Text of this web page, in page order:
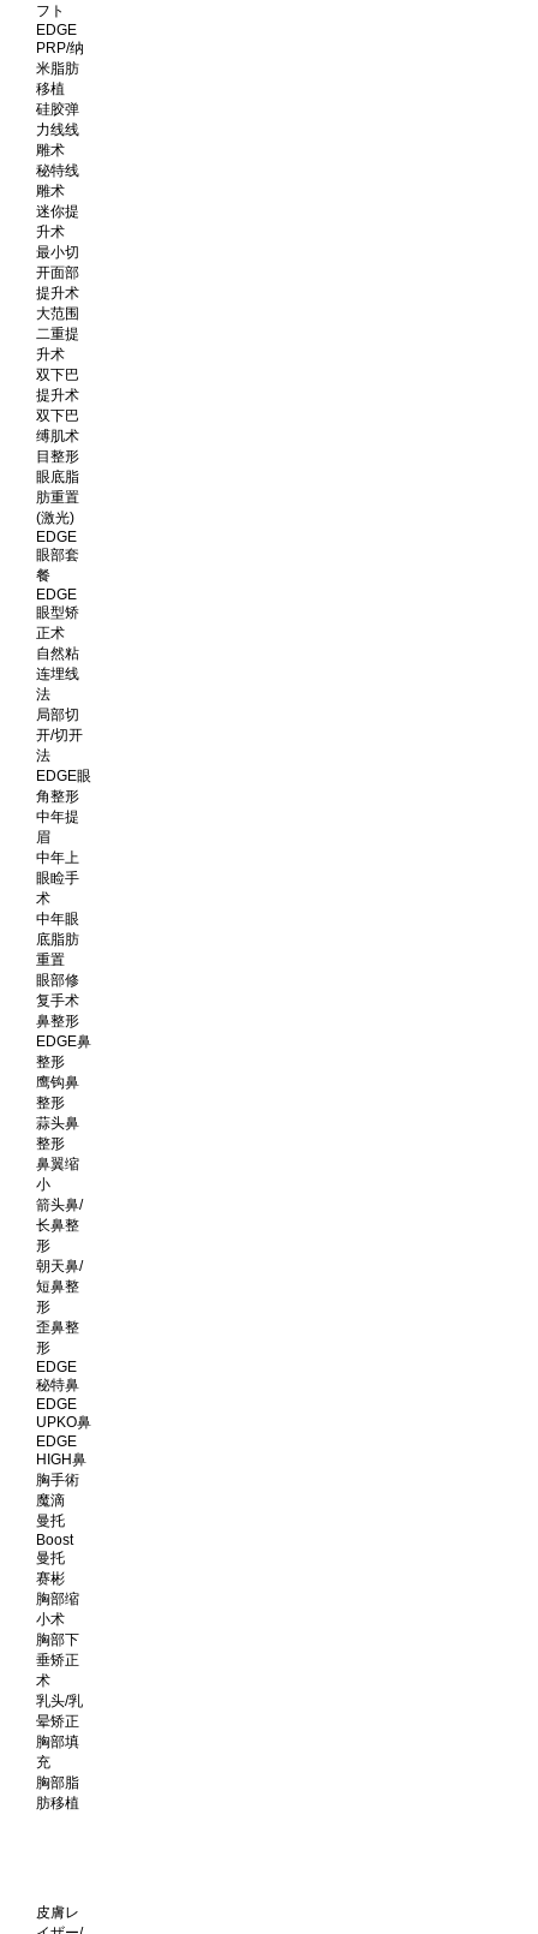
フト
EDGE
PRP/纳
米脂肪
移植
硅胶弹
力线线
雕术
秘特线
雕术
迷你提
升术
最小切
开面部
提升术
大范围
二重提
升术
双下巴
提升术
双下巴
缚肌术
目整形
眼底脂
肪重置
(激光)
EDGE
眼部套
餐
EDGE
眼型矫
正术
自然粘
连埋线
法
局部切
开/切开
法
EDGE眼
角整形
中年提
眉
中年上
眼睑手
术
中年眼
底脂肪
重置
眼部修
复手术
鼻整形
EDGE鼻
整形
鹰钩鼻
整形
蒜头鼻
整形
鼻翼缩
小
箭头鼻/
长鼻整
形
朝天鼻/
短鼻整
形
歪鼻整
形
EDGE
秘特鼻
EDGE
UPKO鼻
EDGE
HIGH鼻
胸手術
魔滴
曼托
Boost
曼托
赛彬
胸部缩
小术
胸部下
垂矫正
术
乳头/乳
晕矫正
胸部填
充
胸部脂
肪移植
皮膚レ